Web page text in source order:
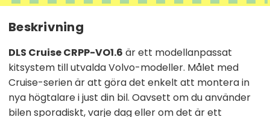
Beskrivning
DLS Cruise CRPP-VO1.6 är ett modellanpassat
kitsystem till utvalda Volvo-modeller. Målet med
Cruise-serien är att göra det enkelt att montera in
nya högtalare i just din bil. Oavsett om du använder
bilen sporadiskt, varje dag eller om det är ett